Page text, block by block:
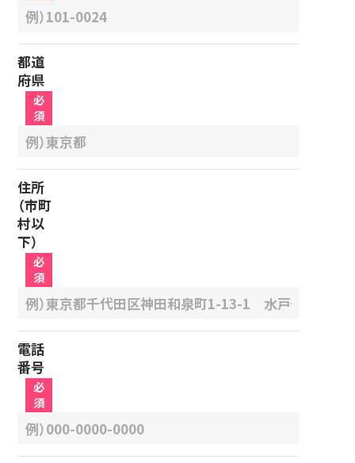
都道
府県
必
須
住所
（市町
村以
下）
必
須
電話
番号
必
須